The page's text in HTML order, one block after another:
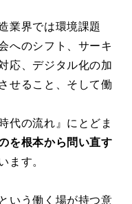
業界では環境課題
へのシフト、サーキ
応、デジタル化の加
せること、そして働
代の流れ』にとどま
を根本から問い直す
ます。
いう働く場が持つ意